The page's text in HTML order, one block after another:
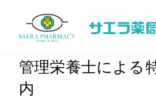
News
ニュース
管理栄養士による
内